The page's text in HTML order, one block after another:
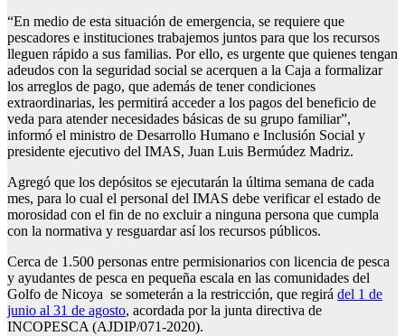
“En medio de esta situación de emergencia, se requiere que
pescadores e instituciones trabajemos juntos para que los recursos
lleguen rápido a sus familias. Por ello, es urgente que quienes tengan
adeudos con la seguridad social se acerquen a la Caja a formalizar
los arreglos de pago, que además de tener condiciones
extraordinarias, les permitirá acceder a los pagos del beneficio de
veda para atender necesidades básicas de su grupo familiar”,
informó el ministro de Desarrollo Humano e Inclusión Social y
presidente ejecutivo del IMAS, Juan Luis Bermúdez Madriz.
Agregó que los depósitos se ejecutarán la última semana de cada
mes, para lo cual el personal del IMAS debe verificar el estado de
morosidad con el fin de no excluir a ninguna persona que cumpla
con la normativa y resguardar así los recursos públicos.
Cerca de 1.500 personas entre permisionarios con licencia de pesca
y ayudantes de pesca en pequeña escala en las comunidades del
Golfo de Nicoya se someterán a la restricción, que regirá del 1 de
junio al 31 de agosto, acordada por la junta directiva de
INCOPESCA (AJDIP/071-2020).